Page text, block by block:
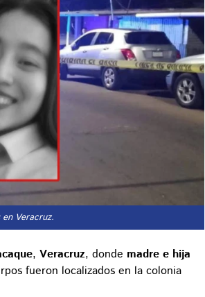
Veracruz.
, Veracruz, donde madre e hija
fueron localizados en la colonia